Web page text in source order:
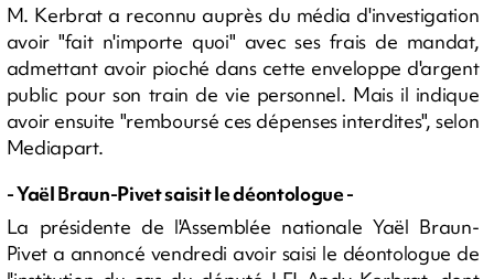
M. Kerbrat a reconnu auprès du média d'investigation
avoir "fait n'importe quoi" avec ses frais de mandat,
admettant avoir pioché dans cette enveloppe d'argent
public pour son train de vie personnel. Mais il indique
avoir ensuite "remboursé ces dépenses interdites", selon
Mediapart.
- Yaël Braun-Pivet saisit le déontologue -
La présidente de l'Assemblée nationale Yaël Braun-
Pivet a annoncé vendredi avoir saisi le déontologue de